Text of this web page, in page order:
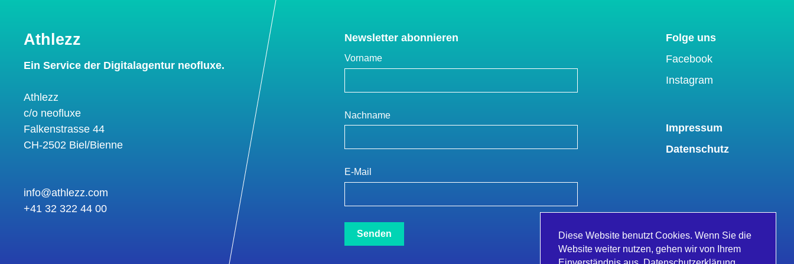
Kontakt
Athlezz
Ein Service der Digitalagentur neofluxe.
Athlezz
c/o neofluxe
Falkenstrasse 44
CH-2502 Biel/Bienne
info@athlezz.com
+41 32 322 44 00
Newsletter abonnieren
Vorname
Nachname
E-Mail
Folge uns
Facebook
Instagram
Impressum
Datenschutz
Diese Website benutzt Cookies. Wenn Sie die
Website weiter nutzen, gehen wir von Ihrem